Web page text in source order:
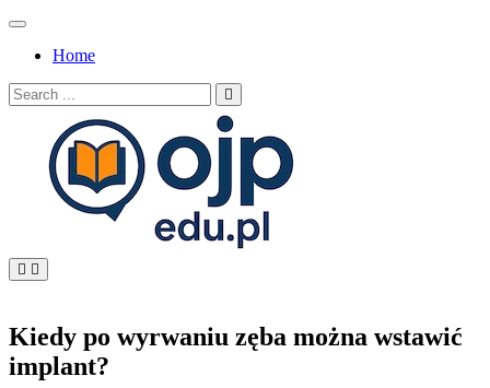
Skip
contentHome
Search
for:
Kiedy po wyrwaniu zęba można wstawić
implant?